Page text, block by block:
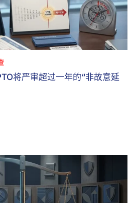
将严审超过一年的“非故意延